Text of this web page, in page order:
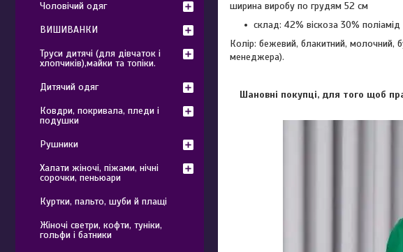
ширина виробу по грудям 52 см
склад: 42% віскоза 30%
Колір: бежевий, блакитний, молочний,
менеджера).
Шановні покупці, для того щоб
Чоловічий одяг
ВИШИВАНКИ
Труси дитячі (для дівчаток і
хлопчиків),майки та топіки.
Дитячий одяг
Ковдри, покривала, пледи і
подушки
Рушники
Халати жіночі, піжами, нічні
сорочки, пеньюари
Куртки, пальто, шуби й плащі
Жіночі светри, кофти, туніки,
гольфи і батники